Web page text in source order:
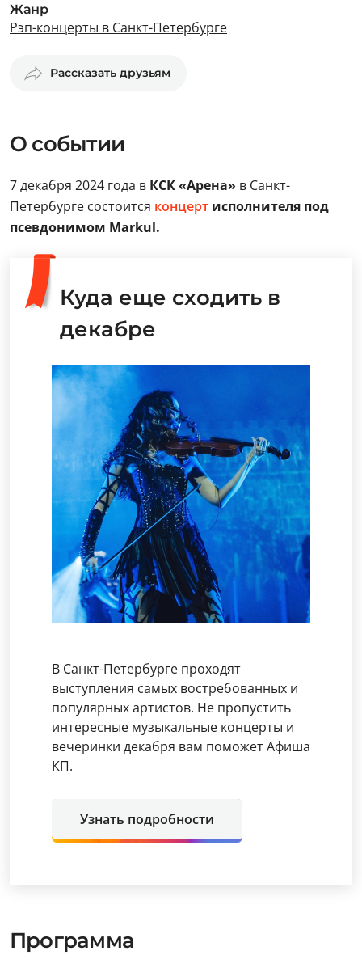
Жанр
Рэп-концерты в Санкт-Петербурге
Рассказать друзьям
О событии
7 декабря 2024 года в КСК «Арена» в Санкт-
Петербурге состоится концерт исполнителя под
псевдонимом Markul.
Куда еще сходить в
декабре
В Санкт-Петербурге проходят
выступления самых востребованных и
популярных артистов. Не пропустить
интересные музыкальные концерты и
вечеринки декабря вам поможет Афиша
КП.
Узнать подробности
Программа